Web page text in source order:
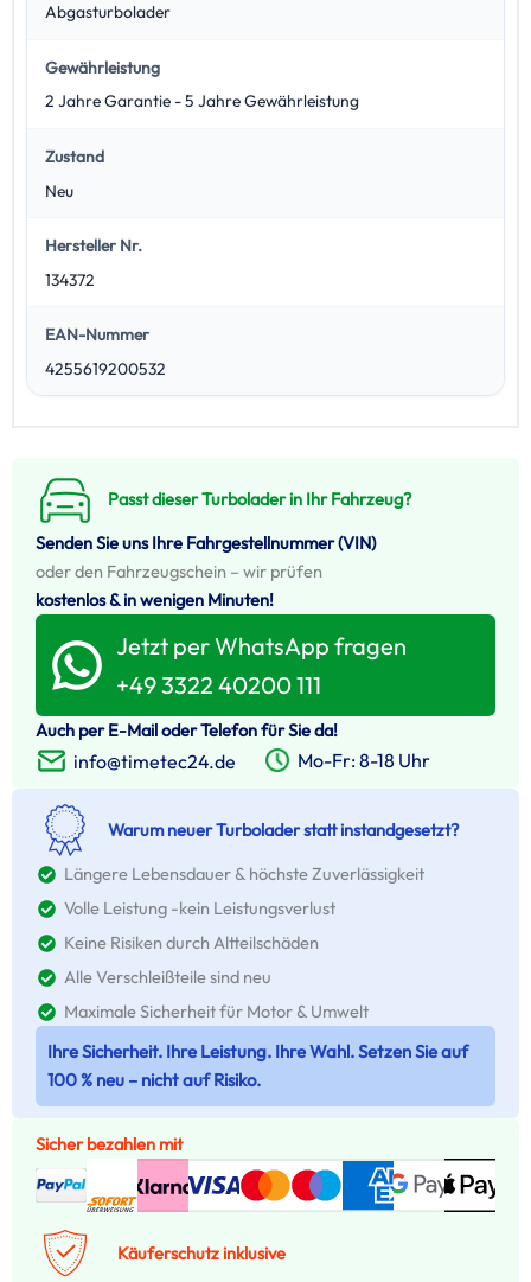
Abgasturbolader
Gewährleistung
2 Jahre Garantie - 5 Jahre Gewährleistung
Zustand
Neu
Hersteller Nr.
134372
EAN-Nummer
4255619200532
Passt dieser Turbolader in Ihr Fahrzeug?
Senden Sie uns Ihre Fahrgestellnummer (VIN)
oder den Fahrzeugschein – wir prüfen
kostenlos & in wenigen Minuten!
Jetzt per WhatsApp fragen
+49 3322 40200 111
Auch per E-Mail oder Telefon für Sie da!
info@timetec24.de Mo-Fr: 8-18 Uhr
Warum neuer Turbolader statt instandgesetzt?
Längere Lebensdauer & höchste Zuverlässigkeit
Volle Leistung -kein Leistungsverlust
Keine Risiken durch Altteilschäden
Alle Verschleißteile sind neu
Maximale Sicherheit für Motor & Umwelt
Ihre Sicherheit. Ihre Leistung. Ihre Wahl. Setzen Sie auf
100 % neu – nicht auf Risiko.
Sicher bezahlen mit
Käuferschutz inklusive